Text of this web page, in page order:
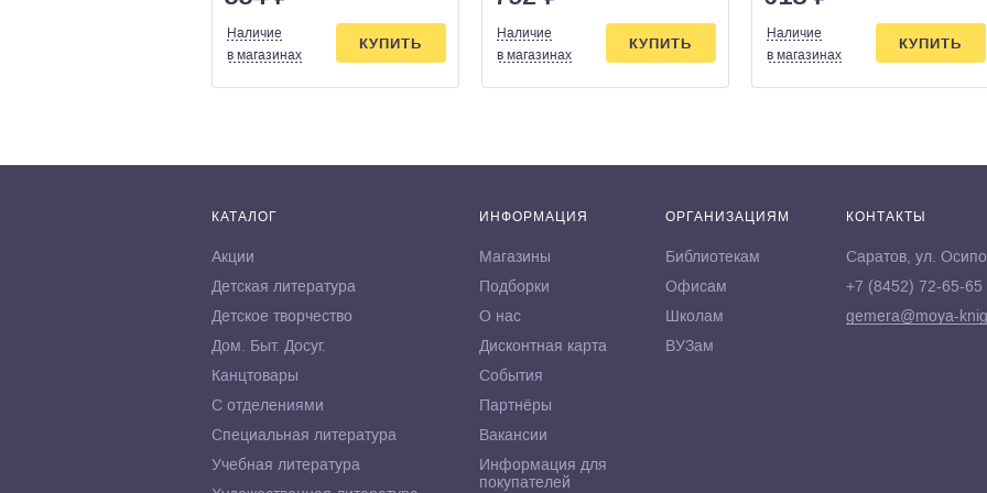
Наличие
в магазинах
КУПИТЬ
Наличие
в магазинах
КУПИТЬ
Наличие
в магазинах
КУПИТЬ
КАТАЛОГ
Акции
Детская литература
Детское творчество
Дом. Быт. Досуг.
Канцтовары
С отделениями
Специальная литература
Учебная литература
ИНФОРМАЦИЯ
Магазины
Подборки
О нас
Дисконтная карта
События
Партнёры
Вакансии
Информация для
покупателей
ОРГАНИЗАЦИЯМ
Библиотекам
Офисам
Школам
ВУЗам
КОНТАКТЫ
Саратов, ул.
+7 (8452) 72-65-65
gemera@moya-